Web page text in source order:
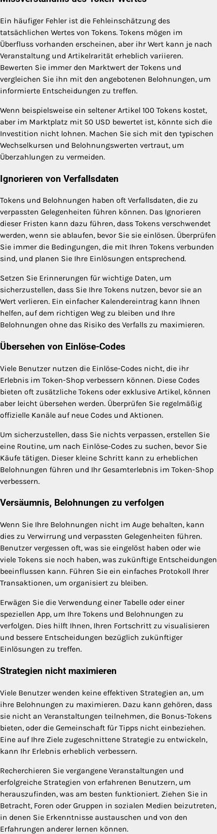
Ein häufiger Fehler ist die Fehleinschätzung des
tatsächlichen Wertes von Tokens. Tokens mögen im
Überfluss vorhanden erscheinen, aber ihr Wert kann je nach
Veranstaltung und Artikelrarität erheblich variieren.
Bewerten Sie immer den Marktwert der Tokens und
vergleichen Sie ihn mit den angebotenen Belohnungen, um
informierte Entscheidungen zu treffen.
Wenn beispielsweise ein seltener Artikel 100 Tokens kostet,
aber im Marktplatz mit 50 USD bewertet ist, könnte sich die
Investition nicht lohnen. Machen Sie sich mit den typischen
Wechselkursen und Belohnungswerten vertraut, um
Überzahlungen zu vermeiden.
Ignorieren von Verfallsdaten
Tokens und Belohnungen haben oft Verfallsdaten, die zu
verpassten Gelegenheiten führen können. Das Ignorieren
dieser Fristen kann dazu führen, dass Tokens verschwendet
werden, wenn sie ablaufen, bevor Sie sie einlösen. Überprüfen
Sie immer die Bedingungen, die mit Ihren Tokens verbunden
sind, und planen Sie Ihre Einlösungen entsprechend.
Setzen Sie Erinnerungen für wichtige Daten, um
sicherzustellen, dass Sie Ihre Tokens nutzen, bevor sie an
Wert verlieren. Ein einfacher Kalendereintrag kann Ihnen
helfen, auf dem richtigen Weg zu bleiben und Ihre
Belohnungen ohne das Risiko des Verfalls zu maximieren.
Übersehen von Einlöse-Codes
Viele Benutzer nutzen die Einlöse-Codes nicht, die ihr
Erlebnis im Token-Shop verbessern können. Diese Codes
bieten oft zusätzliche Tokens oder exklusive Artikel, können
aber leicht übersehen werden. Überprüfen Sie regelmäßig
offizielle Kanäle auf neue Codes und Aktionen.
Um sicherzustellen, dass Sie nichts verpassen, erstellen Sie
eine Routine, um nach Einlöse-Codes zu suchen, bevor Sie
Käufe tätigen. Dieser kleine Schritt kann zu erheblichen
Belohnungen führen und Ihr Gesamterlebnis im Token-Shop
verbessern.
Versäumnis, Belohnungen zu verfolgen
Wenn Sie Ihre Belohnungen nicht im Auge behalten, kann
dies zu Verwirrung und verpassten Gelegenheiten führen.
Benutzer vergessen oft, was sie eingelöst haben oder wie
viele Tokens sie noch haben, was zukünftige Entscheidungen
beeinflussen kann. Führen Sie ein einfaches Protokoll Ihrer
Transaktionen, um organisiert zu bleiben.
Erwägen Sie die Verwendung einer Tabelle oder einer
speziellen App, um Ihre Tokens und Belohnungen zu
verfolgen. Dies hilft Ihnen, Ihren Fortschritt zu visualisieren
und bessere Entscheidungen bezüglich zukünftiger
Einlösungen zu treffen.
Strategien nicht maximieren
Viele Benutzer wenden keine effektiven Strategien an, um
ihre Belohnungen zu maximieren. Dazu kann gehören, dass
sie nicht an Veranstaltungen teilnehmen, die Bonus-Tokens
bieten, oder die Gemeinschaft für Tipps nicht einbeziehen.
Eine auf Ihre Ziele zugeschnittene Strategie zu entwickeln,
kann Ihr Erlebnis erheblich verbessern.
Recherchieren Sie vergangene Veranstaltungen und
erfolgreiche Strategien von erfahrenen Benutzern, um
herauszufinden, was am besten funktioniert. Ziehen Sie in
Betracht, Foren oder Gruppen in sozialen Medien beizutreten,
in denen Sie Erkenntnisse austauschen und von den
Erfahrungen anderer lernen können.